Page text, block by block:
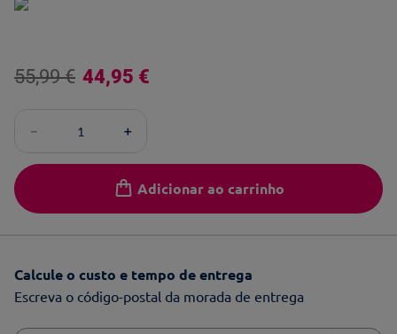
55,99 € 44,95 €
＋
－
Adicionar ao carrinho
Calcule o custo e tempo de entrega
Escreva o código-postal da morada de entrega